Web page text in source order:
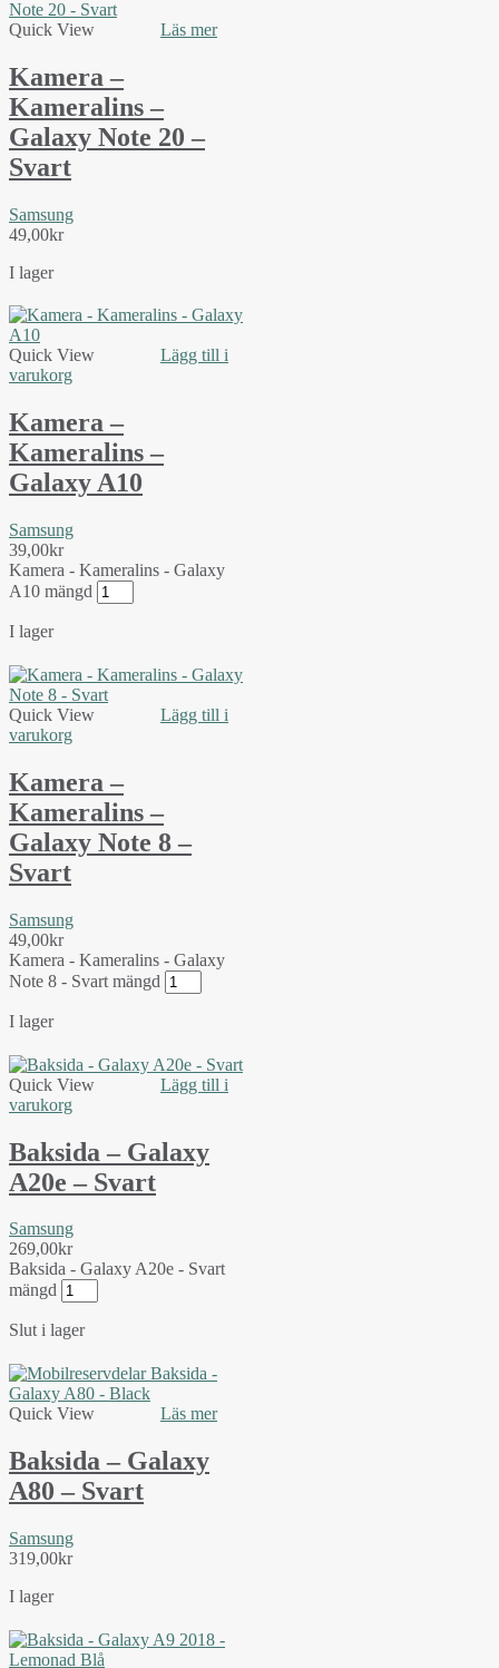
Quick View Läs mer
Kamera –
Kameralins –
Galaxy Note 20 –
Svart
Samsung
49,00kr
I lager
Quick View
Lägg till i
varukorg
Kamera –
Kameralins –
Galaxy A10
Samsung
39,00kr
Kamera - Kameralins - Galaxy
A10 mängd
I lager
Quick View
Lägg till i
varukorg
Kamera –
Kameralins –
Galaxy Note 8 –
Svart
Samsung
49,00kr
Kamera - Kameralins - Galaxy
Note 8 - Svart mängd
I lager
Quick View
Lägg till i
varukorg
Baksida – Galaxy
A20e – Svart
Samsung
269,00kr
Baksida - Galaxy A20e - Svart
mängd
Slut i lager
Quick View Läs mer
Baksida – Galaxy
A80 – Svart
Samsung
319,00kr
I lager